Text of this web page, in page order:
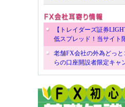
【トレイダーズ証券
低スプレッド！当サイト
老舗FX会社の外為どっ
らの口座開設者限定キャ